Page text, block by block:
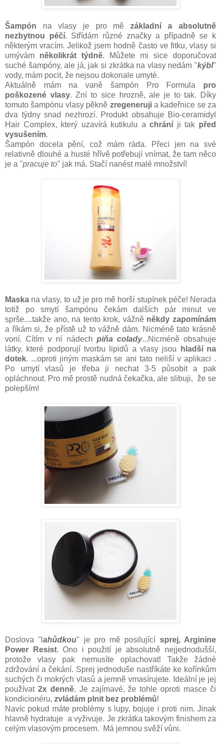
Šampón na vlasy je pro mězákladní a absolutně
nezbytnou péčí. Střídám různé značky a případně se k
některým vracím. Jelikož jsem hodně často ve fitku, vlasy si
umývám několikrát týdně. Můžete mi sice doporučovat
suché šampóny, ale já, jak si zkrátka na vlasy nedám "kýbl"
vody, mám pocit, že nejsou dokonale umyté.
Aktuálně mám na vaně šampón Pro Formula pro
poškozené vlasy. Zní to sice hrozně, ale je to tak. Díky
tomuto šampónu vlasy pěkně zregenerujia kadeřnice se za
dva týdny snad nezhrozí. Produkt obsahuje Bio-ceramidyl
Hair Complex, který uzavírá kutikulu achrání ji tak před
vysušením.
Šampón docela pění, což mám ráda. Přeci jen na své
relativně dlouhé a husté hřívě potřebují vnímat, že tam něco
je a "pracuje to" jak má. Stačí nanést malé množství!
Maska na vlasy, to už je pro mě horší stupínek péče! Nerada
totiž po smytí šampónu čekám dalších pár minut ve
sprše....takže ano, na tento krok, vážně někdy zapomínám
a říkám si, že přístě už to vážně dám. Nicméně tato krásně
voní. Cítím v ní nádech piňa colady...Nicméně obsahuje
látky, které podporují tvorbu lipidů a vlasy jsou
hladší na
dotek. ...oproti jiným maskám se ani tato neliší v aplikaci .
Po umytí vlasů je třeba ji nechat 3-5 působit a pak
opláchnout. Pro mě prostě nudná čekačka, ale slibuji, že se
polepším!
Doslova "lahůdkou" je pro mě posilující sprej, Arginine
Power Resist. Ono i použití je absolutně nejjednodušší,
protože vlasy pak nemusíte oplachovat! Takže žádné
zdržování a čekání. Sprej jednoduše nastříkáte ke kořínkům
suchých či mokrých vlasů a jemně vmasírujete. Ideální je jej
používat 2x denně. Je zajímavé, že tohle oproti masce či
kondicionéru, zvládám plnit bez problémů!
Navíc pokud máte problémy s lupy, bojuje i proti nim. Jinak
hlavně hydratuje a vyživuje. Je zkrátka takovým finishem za
celým vlasovým procesem. Má jemnou svěží vůni.